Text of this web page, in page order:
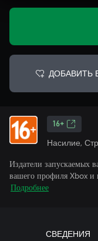
ДОБАВИТЬ
16+
Насилие,
Издатели запускаемых
вашего профиля Xbox и
Подробнее
СВЕДЕНИЯ